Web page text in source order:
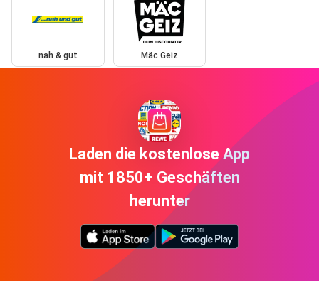
nah & gut Mäc Geiz
Laden die kostenlose App
mit 1850+ Geschäften
herunter